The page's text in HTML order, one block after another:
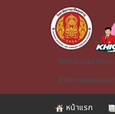
Skip to main content
วิทยาลัยการอาชีพขุ
สำนักงานคณะกรรม
หน้าแรก